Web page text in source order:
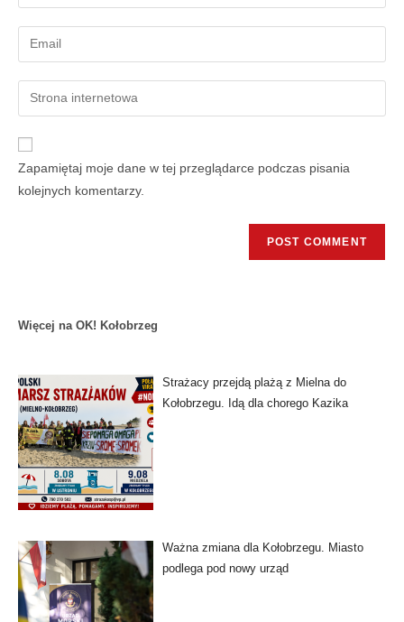
Zapamiętaj moje dane w tej przeglądarce podczas pisania
kolejnych komentarzy.
Więcej na OK! Kołobrzeg
Strażacy przejdą plażą z Mielna do
Kołobrzegu. Idą dla chorego Kazika
Ważna zmiana dla Kołobrzegu. Miasto
podlega pod nowy urząd